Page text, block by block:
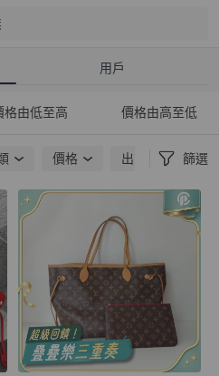
用戶
格由低至高 價格由高至低
價格 出貨地點 篩選